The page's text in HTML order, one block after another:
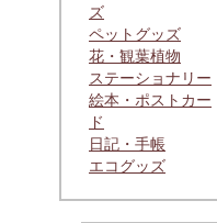
ズ
ペットグッズ
花・観葉植物
ステーショナリー
絵本・ポストカー
ド
日記・手帳
エコグッズ